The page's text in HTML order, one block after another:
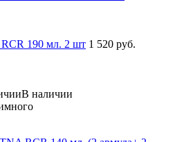
190 мл. 2 шт 1 520 руб.
В наличии
много